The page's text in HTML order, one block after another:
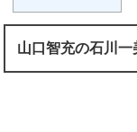
山口智充の石川